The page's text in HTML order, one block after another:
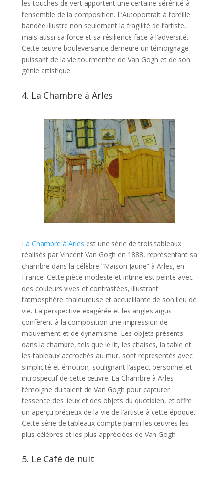
les touches de vert apportent une certaine sérénité à
l’ensemble de la composition. L’Autoportrait à l’oreille
bandée illustre non seulement la fragilité de l’artiste,
mais aussi sa force et sa résilience face à l’adversité.
Cette œuvre bouleversante demeure un témoignage
puissant de la vie tourmentée de Van Gogh et de son
génie artistique.
4. La Chambre à Arles
La Chambre à Arles est une série de trois tableaux
réalisés par Vincent Van Gogh en 1888, représentant sa
chambre dans la célèbre “Maison Jaune” à Arles, en
France. Cette pièce modeste et intime est peinte avec
des couleurs vives et contrastées, illustrant
l’atmosphère chaleureuse et accueillante de son lieu de
vie. La perspective exagérée et les angles aigus
confèrent à la composition une impression de
mouvement et de dynamisme. Les objets présents
dans la chambre, tels que le lit, les chaises, la table et
les tableaux accrochés au mur, sont représentés avec
simplicité et émotion, soulignant l’aspect personnel et
introspectif de cette œuvre. La Chambre à Arles
témoigne du talent de Van Gogh pour capturer
l’essence des lieux et des objets du quotidien, et offre
un aperçu précieux de la vie de l’artiste à cette époque.
Cette série de tableaux compte parmi les œuvres les
plus célèbres et les plus appréciées de Van Gogh.
5. Le Café de nuit